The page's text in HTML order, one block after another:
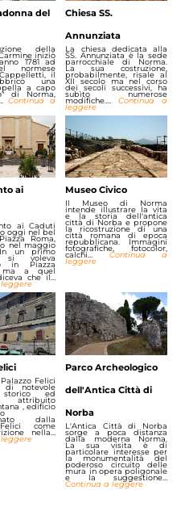
del
della
iniziò
1781 ad
normese
il
una
a capo
di Norma,
Continua a
Chiesa SS.
Annunziata
La chiesa dedicata alla
SS. Annunziata è la sede
parrocchiale di Norma.
La sua costruzione,
probabilmente, risale al
XII secolo ma nel corso
dei secoli successivi, ha
subìto numerose
modifiche.…Continua a
leggere
ai
ai Caduti
oggi nel bel
Roma,
nel maggio
un primo
si voleva
in Piazza
ma a quel
che il…
Museo Civico
Il Museo di Norma
intende illustrare la vita
e la storia dell'antica
città di Norba e propone
la ricostruzione di una
città romana di epoca
repubblicana. Immagini
fotografiche, fotocolor,
calchi… Continua a
leggere
Felici
notevole
storico ed
attribuito
, edificio
dalla
come
nella…
Parco Archeologico
dell'Antica Città di
Norba
L'Antica Città di Norba
sorge a poca distanza
dalla moderna Norma.
La sua visita è di
particolare interesse per
la monumentalità del
poderoso circuito delle
mura in opera poligonale
e la suggestione…
Continua a leggere